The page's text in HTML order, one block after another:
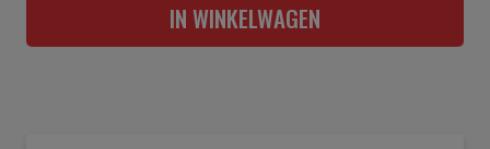
IN WINKELWAGEN